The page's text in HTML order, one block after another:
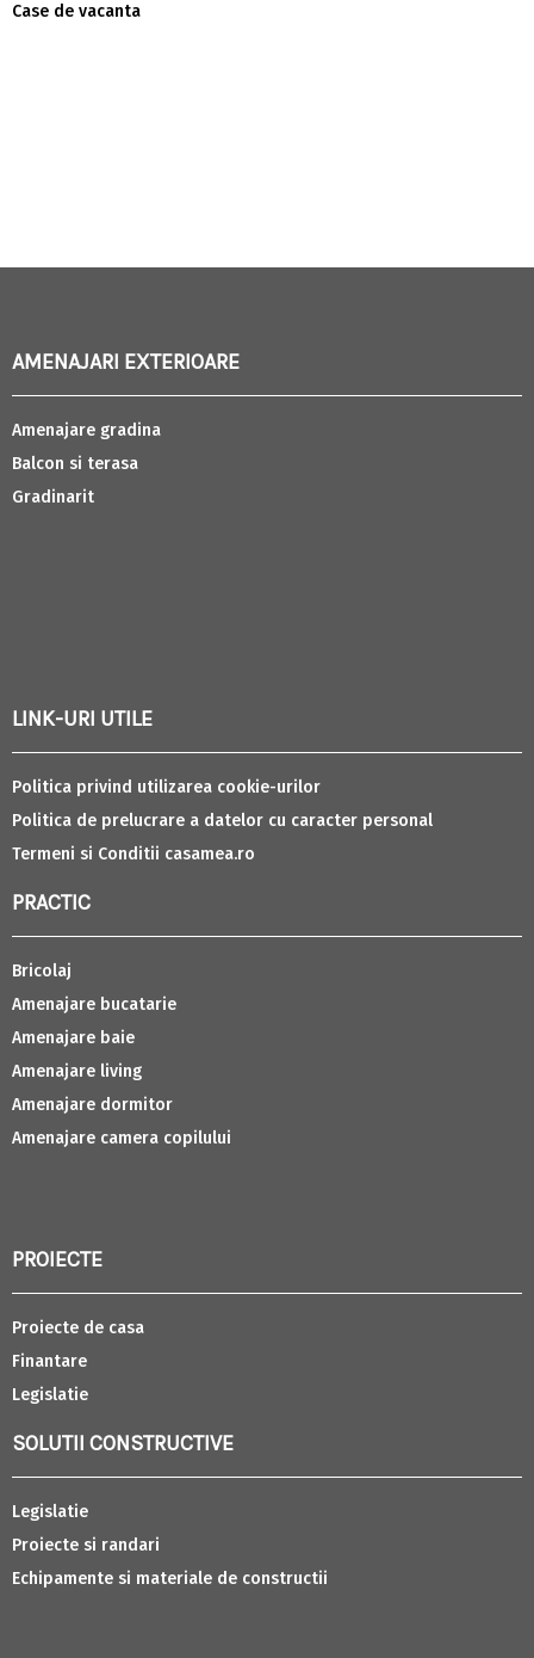
Case de vacanta
AMENAJARI EXTERIOARE
Amenajare gradina
Balcon si terasa
Gradinarit
LINK-URI UTILE
Politica privind utilizarea cookie-urilor
Politica de prelucrare a datelor cu caracter personal
Termeni si Conditii casamea.ro
PRACTIC
Bricolaj
Amenajare bucatarie
Amenajare baie
Amenajare living
Amenajare dormitor
Amenajare camera copilului
PROIECTE
Proiecte de casa
Finantare
Legislatie
SOLUTII CONSTRUCTIVE
Legislatie
Proiecte si randari
Echipamente si materiale de constructii